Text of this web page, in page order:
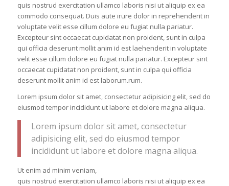
quis nostrud exercitation ullamco laboris nisi ut aliquip ex ea
commodo consequat. Duis aute irure dolor in reprehenderit in
voluptate velit esse cillum dolore eu fugiat nulla pariatur.
Excepteur sint occaecat cupidatat non proident, sunt in culpa
qui officia deserunt mollit anim id est laehenderit in voluptate
velit esse cillum dolore eu fugiat nulla pariatur. Excepteur sint
occaecat cupidatat non proident, sunt in culpa qui officia
deserunt mollit anim id est laborum.rum.
Lorem ipsum dolor sit amet, consectetur adipisicing elit, sed do
eiusmod tempor incididunt ut labore et dolore magna aliqua.
Lorem ipsum dolor sit amet, consectetur
adipisicing elit, sed do eiusmod tempor
incididunt ut labore et dolore magna aliqua.
Ut enim ad minim veniam,
quis nostrud exercitation ullamco laboris nisi ut aliquip ex ea